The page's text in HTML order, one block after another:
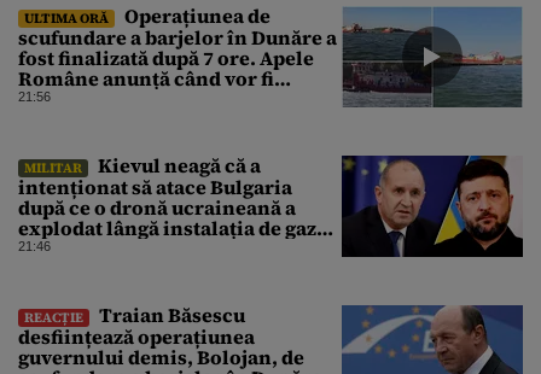
ULTIMA ORĂ
Operațiunea de
scufundare a barjelor în Dunăre a
fost finalizată după 7 ore. Apele
Române anunță când vor fi
simțite efectele
21:56
MILITAR
Kievul neagă că a
intenționat să atace Bulgaria
după ce o dronă ucraineană a
explodat lângă instalația de gaz
de la granița României
21:46
REACȚIE
Traian Băsescu
desființează operațiunea
guvernului demis, Bolojan, de